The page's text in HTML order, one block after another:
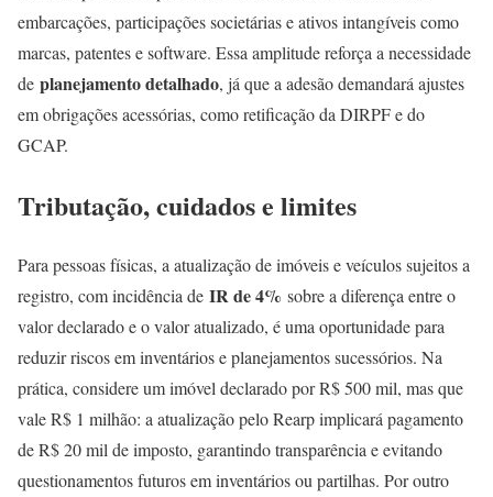
embarcações, participações societárias e ativos intangíveis como
marcas, patentes e software. Essa amplitude reforça a necessidade
de planejamento detalhado, já que a adesão demandará ajustes
em obrigações acessórias, como retificação da DIRPF e do
GCAP.
Tributação, cuidados e limites
Para pessoas físicas, a atualização de imóveis e veículos sujeitos a
registro, com incidência de IR de 4% sobre a diferença entre o
valor declarado e o valor atualizado, é uma oportunidade para
reduzir riscos em inventários e planejamentos sucessórios. Na
prática, considere um imóvel declarado por R$ 500 mil, mas que
vale R$ 1 milhão: a atualização pelo Rearp implicará pagamento
de R$ 20 mil de imposto, garantindo transparência e evitando
questionamentos futuros em inventários ou partilhas. Por outro